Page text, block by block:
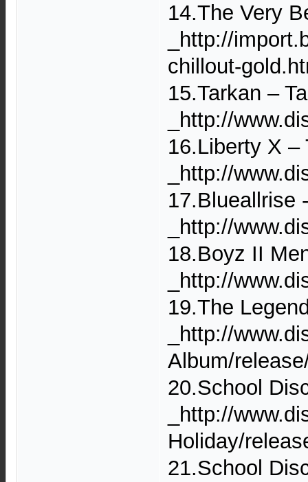
14.The Very
_http://
chillout-
15.Tarkan –
_http://
16.Liberty X –
_http://
17.Blueallrise
_http://
18.Boyz II
_http://
19.The
_http://
Album/
20.School
_http://
Holiday/
21.School